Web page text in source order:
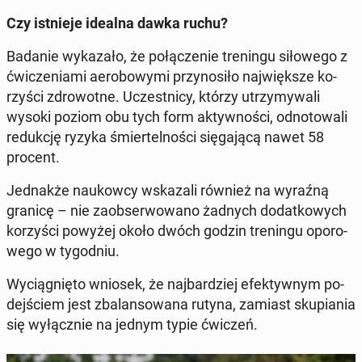
Czy ist­nie­je idealna dawka ruchu?
Badanie wy­ka­za­ło, że po­łą­cze­nie tre­nin­gu si­ło­we­go z
ćwi­cze­nia­mi ae­ro­bo­wy­mi przy­no­si­ło naj­więk­sze ko­
rzy­ści zdro­wot­ne. Uczest­ni­cy, którzy utrzy­my­wa­li
wysoki poziom obu tych form ak­tyw­no­ści, od­no­to­wa­li
re­duk­cję ryzyka śmier­tel­no­ści się­ga­ją­cą nawet 58
procent.
Jed­nak­że na­ukow­cy wska­za­li również na wyraźną
granicę – nie za­ob­ser­wo­wa­no żadnych do­dat­ko­wych
ko­rzy­ści powyżej około dwóch godzin tre­nin­gu opo­ro­
we­go w ty­go­dniu.
Wy­cią­gnię­to wniosek, że naj­bar­dziej efek­tyw­nym po­
dej­ściem jest zba­lan­so­wa­na rutyna, zamiast sku­pia­nia
się wy­łącz­nie na jednym typie ćwiczeń.